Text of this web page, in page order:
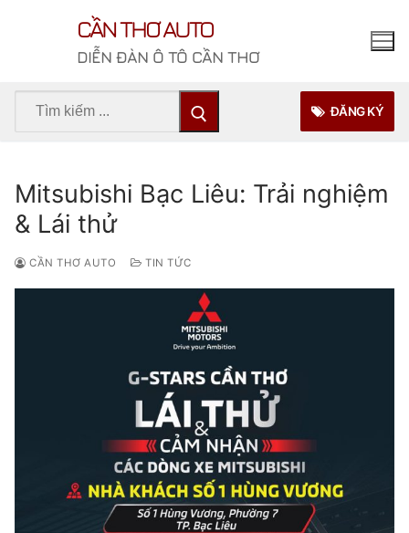
CẦN THƠ AUTO
DIỄN ĐÀN Ô TÔ CẦN THƠ
Tìm
ĐĂNG KÝ
Mitsubishi Bạc Liêu: Trải nghiệm
& Lái thử
CẦN THƠ AUTO TIN TỨC